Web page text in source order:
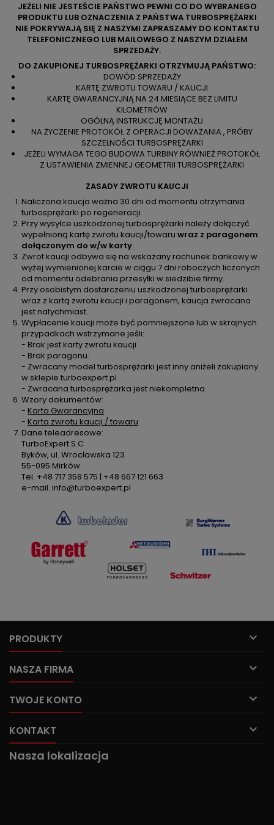
JEŻELI NIE JESTEŚCIE PAŃSTWO PEWNI CO DO WYBRANEGO
PRODUKTU LUB OZNACZENIA Z PAŃSTWA TURBOSPRĘŻARKI
NIE POKRYWAJĄ SIĘ Z NASZYMI ZAPRASZAMY DO KONTAKTU
TELEFONICZNEGO LUB MAILOWEGO Z NASZYM DZIAŁEM
SPRZEDAŻY.
DO ZAKUPIONEJ TURBOSPRĘŻARKI OTRZYMUJĄ PAŃSTWO:
DOWÓD SPRZEDAŻY
KARTĘ ZWROTU TOWARU / KAUCJI
KARTĘ GWARANCYJNĄ NA 24 MIESIĄCE BEZ LIMITU
KILOMETRÓW
OGÓLNĄ INSTRUKCJĘ MONTAŻU
NA ŻYCZENIE PROTOKÓŁ Z OPERACJI DOWAŻANIA , PRÓBY
SZCZELNOŚCI TURBOSPRĘŻARKI
JEŻELI WYMAGA TEGO BUDOWA TURBINY RÓWNIEŻ PROTOKÓŁ
Z USTAWIENIA ZMIENNEJ GEOMETRII TURBOSPRĘŻARKI
ZASADY ZWROTU KAUCJI
Naliczona kaucja ważna 30 dni od momentu otrzymania
turbosprężarki po regeneracji.
Przy wysyłce uszkodzonej turbosprężarki należy dołączyć
wypełnioną kartę zwrotu kaucji/towaru wraz z paragonem
dołączonym do w/w karty.
Zwrot kaucji odbywa się na wskazany rachunek bankowy w
wyżej wymienionej karcie w ciągu 7 dni roboczych liczonych
od momentu odebrania przesyłki w siedzibie firmy.
Przy osobistym dostarczeniu uszkodzonej turbosprężarki
wraz z kartą zwrotu kaucji i paragonem, kaucja zwracana
jest natychmiast.
Wypłacenie kaucji może być pomniejszone lub w skrajnych
przypadkach wstrzymane jeśli:
- Brak jest karty zwrotu kaucji.
- Brak paragonu.
- Zwracany model turbosprężarki jest inny aniżeli zakupiony
w sklepie turboexpert.pl
- Zwracana turbosprężarka jest niekompletna.
Wzory dokumentów:
- Karta Gwarancyjna
- Karta zwrotu kaucji / towaru
Dane teleadresowe:
TurboExpert S.C
Byków, ul. Wrocławska 123
55-095 Mirków
Tel. +48 717 358 575 | +48 667 121 663
e-mail. info@turboexpert.pl
PRODUKTY 
NASZA FIRMA 
TWOJE KONTO 
KONTAKT 
Nasza lokalizacja